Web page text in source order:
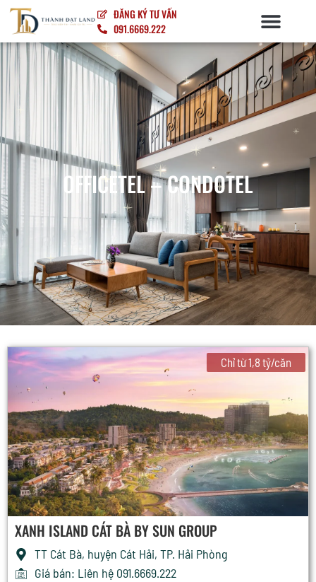
ĐĂNG KÝ TƯ VẤN
091.6669.222
OFFICETEL – CONDOTEL
Chỉ từ 1,8 tỷ/căn
XANH ISLAND CÁT BÀ BY SUN GROUP
TT Cát Bà, huyện Cát Hải, TP. Hải Phòng
Giá bán: Liên hệ 091.6669.222